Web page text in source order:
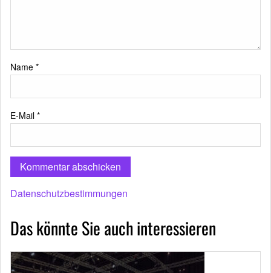
Name *
E-Mail *
Datenschutzbestimmungen
Das könnte Sie auch interessieren